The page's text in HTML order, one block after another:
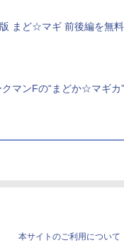
まど☆マギ 前後編を無
クマンFの“まどか☆マギカ
本サイトのご利用について